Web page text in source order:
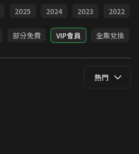
2025 2024 2023 2022
部分免費 VIP會員 全集兌換
熱門